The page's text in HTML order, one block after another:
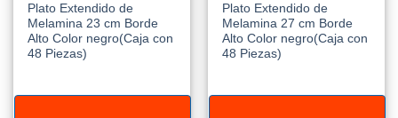
Plato Extendido de
Melamina 23 cm Borde
Alto Color negro(Caja con
48 Piezas)
Plato Extendido de
Melamina 27 cm Borde
Alto Color negro(Caja con
48 Piezas)